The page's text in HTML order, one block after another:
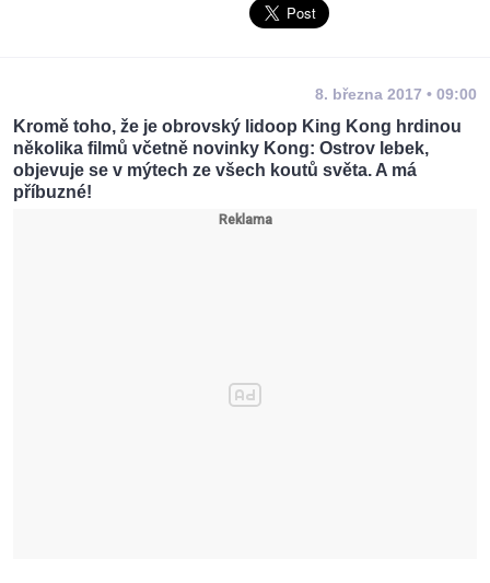
8. března 2017 • 09:00
Kromě toho, že je obrovský lidoop King Kong hrdinou
několika filmů včetně novinky Kong: Ostrov lebek,
objevuje se v mýtech ze všech koutů světa. A má
příbuzné!